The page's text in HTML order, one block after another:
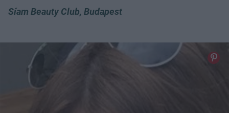
Síam Beauty Club, Budapest